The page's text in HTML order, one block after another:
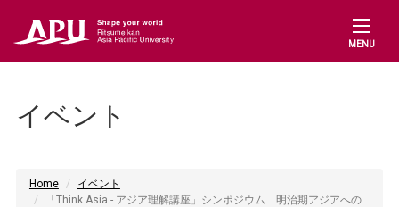
MENU
イベント
Home
イベント
「Think Asia - アジア理解講座」シンポジウム 明治期アジアへの